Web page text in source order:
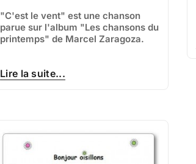
"C'est le vent" est une chanson
parue sur l'album "Les chansons du
printemps" de Marcel Zaragoza.
Lire la suite...